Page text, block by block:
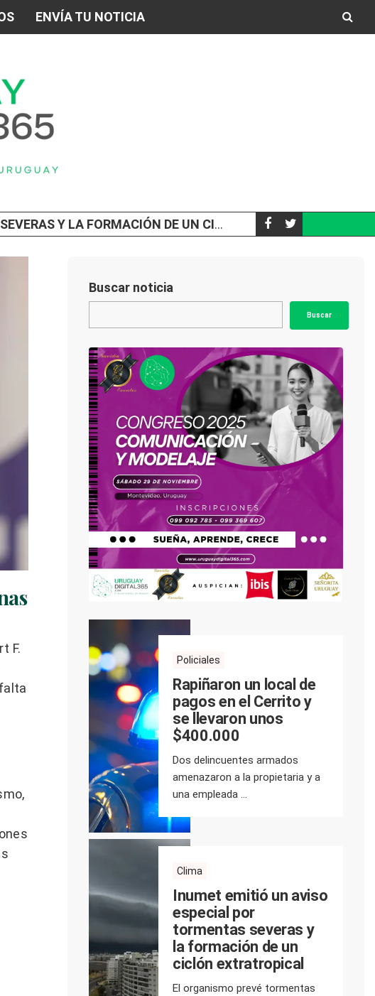
ENVÍA TU NOTICIA
DE UN CICLÓN EXTRATROPICAL SOCIEDAD A LOS 65 AÑOS,
F.
Buscar noticia
Buscar
Policiales
Rapiñaron un local de
pagos en el Cerrito y
se llevaron unos
$400.000
Dos delincuentes armados
amenazaron a la propietaria y a
una empleada ...
Clima
Inumet emitió un aviso
especial por
tormentas severas y
la formación de un
ciclón extratropical
El organismo prevé tormentas